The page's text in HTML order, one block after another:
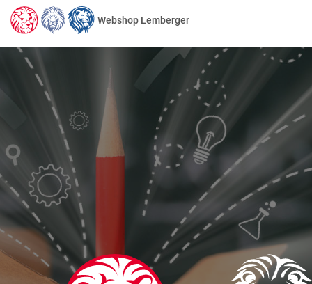
Webshop Lemberger